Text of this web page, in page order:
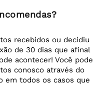
recebidos ou decidiu
de 30 dias que afinal
acontecer! Você pode
conosco através do
em todos os casos que